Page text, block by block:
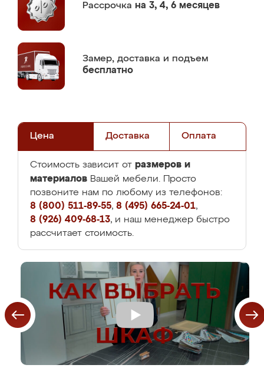
Рассрочка на 3, 4, 6 месяцев
Замер, доставка и подъем
бесплатно
Цена Доставка Оплата
Стоимость зависит от размеров и
материалов Вашей мебели. Просто
позвоните нам по любому из телефонов:
8 (800) 511-89-55, 8 (495) 665-24-01,
8 (926) 409-68-13, и наш менеджер быстро
рассчитает стоимость.